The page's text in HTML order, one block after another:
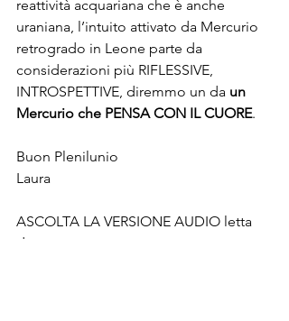
reattività acquariana che è anche
uraniana, l’intuito attivato da Mercurio
retrogrado in Leone parte da
considerazioni più RIFLESSIVE,
INTROSPETTIVE, diremmo un da un
Mercurio che PENSA CON IL CUORE.
Buon Plenilunio
Laura
ASCOLTA LA VERSIONE AUDIO letta
da me